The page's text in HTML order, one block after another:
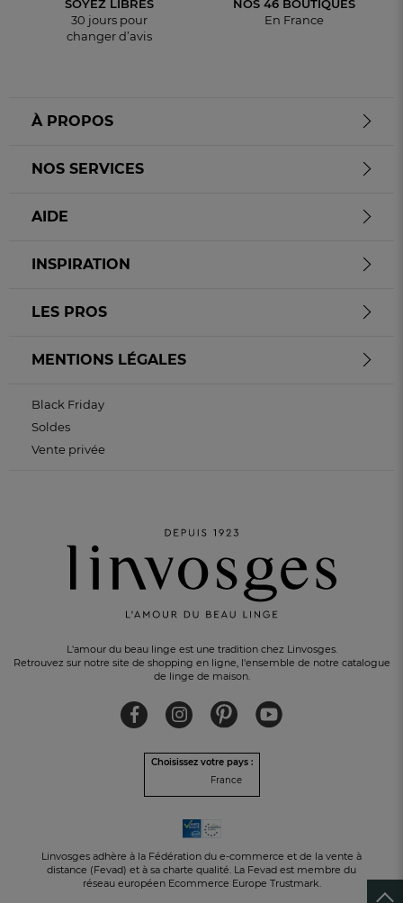
sans frais avec Alma
SOYEZ LIBRES
30 jours pour
changer d’avis
NOS 46 BOUTIQUES
En France
L'amour du beau linge est une tradition chez Linvosges.
Retrouvez sur notre site de shopping en ligne, l'ensemble de notre catalogue
de linge de maison.
Choisissez votre pays :
France
Linvosges adhère à la Fédération du e-commerce et de la vente à
distance (Fevad) et à sa charte qualité. La Fevad est membre du
réseau européen Ecommerce Europe Trustmark.
À PROPOS
NOS SERVICES
AIDE
INSPIRATION
LES PROS
MENTIONS LÉGALES
Black Friday
Soldes
Vente privée